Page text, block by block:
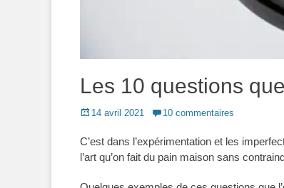
Les 10 questions
Posted
14 avril 2021 10 commentaires
C’est dans l’expérimentation et les
l’art qu’on fait du pain maison sans